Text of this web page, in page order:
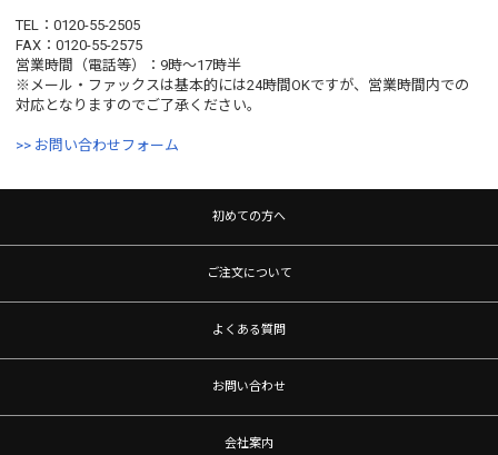
TEL：0120-55-2505
FAX：0120-55-2575
営業時間（電話等）：9時〜17時半
※メール・ファックスは基本的には24時間OKですが、営業時間内での
対応となりますのでご了承ください。
>> お問い合わせフォーム
初めての方へ
ご注文について
よくある質問
お問い合わせ
会社案内